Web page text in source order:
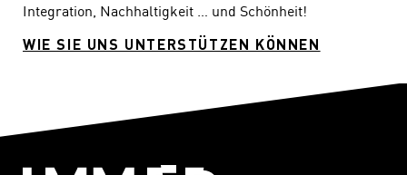
Integration, Nachhaltigkeit … und Schönheit!
WIE SIE UNS UNTERSTÜTZEN KÖNNEN